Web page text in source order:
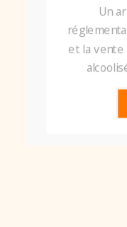
Un
et la vente